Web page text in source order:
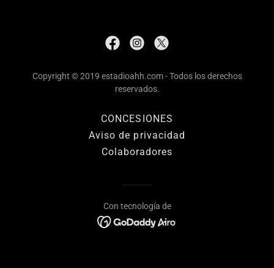
Copyright © 2019 estadioahh.com - Todos los derechos
reservados.
CONCESIONES
Aviso de privacidad
Colaboradores
Con tecnología de